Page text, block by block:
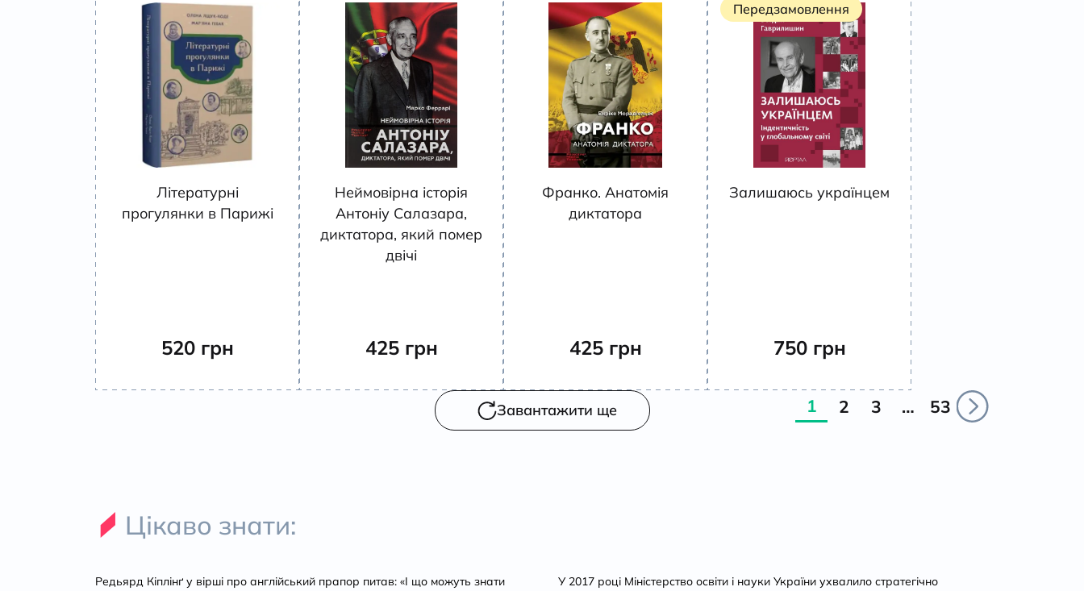
Літературні
прогулянки в Парижі
520 грн
Неймовірна історія
Антоніу Салазара,
диктатора, який помер
двічі
425 грн
Франко. Анатомія
диктатора
425 грн
Передзамовлення
Залишаюсь українцем
750 грн
Завантажити ще 1 2 3 … 53
Цікаво знати:
Редьярд Кіплінґ у вірші про англійський прапор питав: «І що можуть знати
У 2017 році Міністерство освіти і науки України ухвалило стратегічно